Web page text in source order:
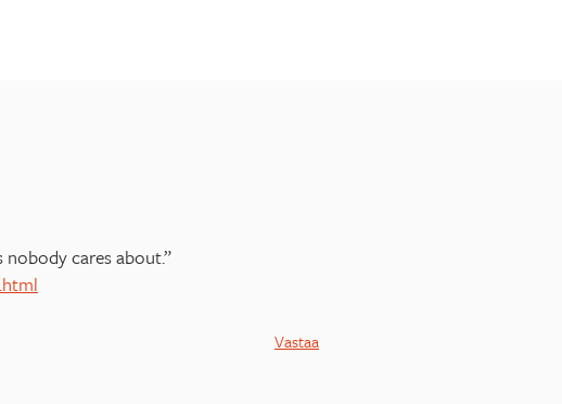
cares about.”
Vastaa